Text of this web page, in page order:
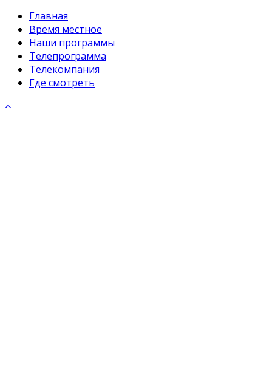
Главная
Время местное
Наши программы
Телепрограмма
Телекомпания
Где смотреть